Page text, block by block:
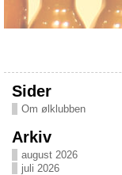
Sider
Om ølklubben
Arkiv
august 2026
juli 2026